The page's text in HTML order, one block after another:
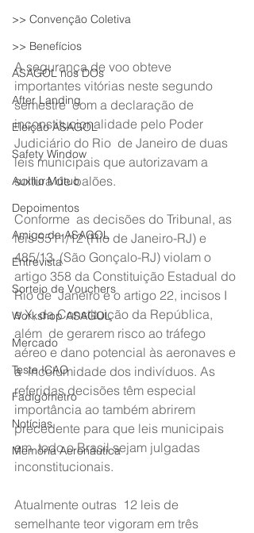
>> Convenção Coletiva
>> Benefícios
ASAGOL nos DOs
After Landing
Eleição ASAGOL
Safety Window
Auxílio Mútuo
Depoimentos
Amigo da ASAGOL
Entrevista
Sorteio de Vouchers
Workshop ASAGOL
Mercado
Teste ICAO
Fadigômetro
Notícias
Memória Aeronáutica
A segurança de voo obteve
importantes vitórias neste segundo
semestre  com a declaração de
inconstitucionalidade pelo Poder
Judiciário do Rio  de Janeiro de duas
leis municipais que autorizavam a
soltura de balões.
Conforme  as decisões do Tribunal, as
leis 5511/12 (Rio de Janeiro-RJ) e
485/13  (São Gonçalo-RJ) violam o
artigo 358 da Constituição Estadual do
Rio de  Janeiro e o artigo 22, incisos I
e X, da Constituição da República,
além  de gerarem risco ao tráfego
aéreo e dano potencial às aeronaves e
à  incolumidade dos indivíduos. As
referidas decisões têm especial
importância ao também abrirem
precedente para que leis municipais
em  todo o Brasil sejam julgadas
inconstitucionais.
Atualmente outras  12 leis de
semelhante teor vigoram em três